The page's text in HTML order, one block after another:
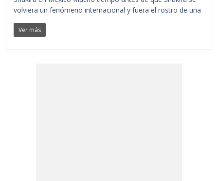
volviera un fenómeno internacional y fuera el rostro de una
Ver más